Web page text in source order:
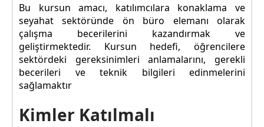
Bu kursun amacı, katılımcılara konaklama ve
seyahat sektöründe ön büro elemanı olarak
çalışma becerilerini kazandırmak ve
geliştirmektedir. Kursun hedefi, öğrencilere
sektördeki gereksinimleri anlamalarını, gerekli
becerileri ve teknik bilgileri edinmelerini
sağlamaktır
Kimler Katılmalı